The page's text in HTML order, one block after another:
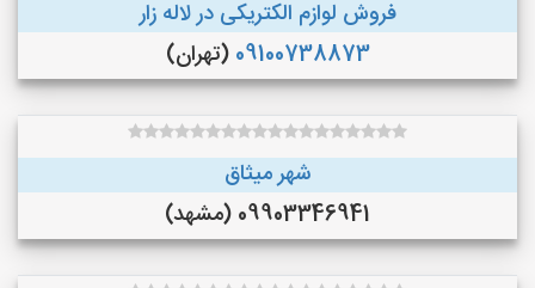
فروش لوازم الکتریکی در لاله زار
09100738873 (تهران)
شهر میثاق
09903346941 (مشهد)